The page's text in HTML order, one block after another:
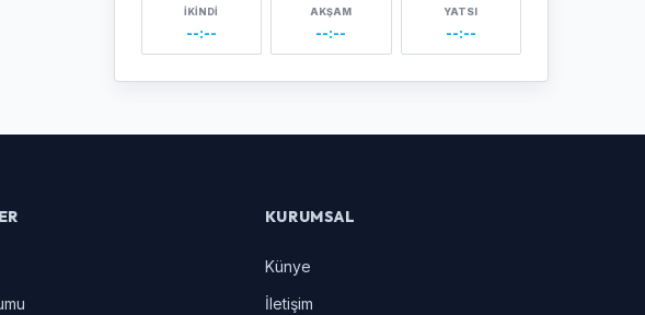
İKINDI
--:--
AKŞAM
--:--
YATSI
--:--
KURUMSAL
Künye
İletişim